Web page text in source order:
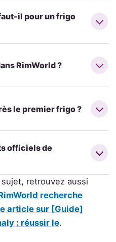
il pour un frigo
RimWorld ?
le premier frigo ?
officiels de
retrouvez aussi
recherche
article sur [Guide]
: réussir le.